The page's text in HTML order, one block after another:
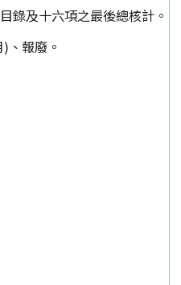
錄及十六項之最後總核計。
、報廢。